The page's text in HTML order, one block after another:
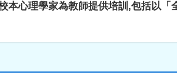
本心理學家為教師提供培訓 ,包括以「